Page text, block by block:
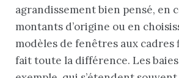
agrandissement bien pensé, en
montants d’origine ou en
modèles de fenêtres aux cadres
fait toute la différence. Les